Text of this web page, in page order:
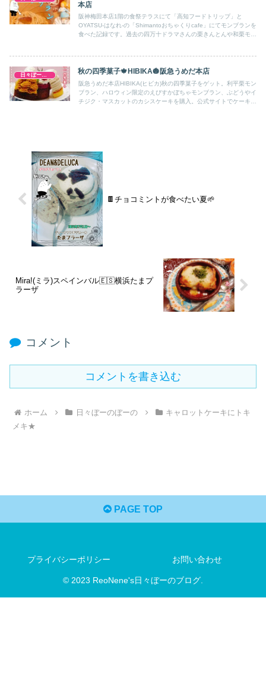
本店
阪神梅田本店1階の食祭テラスにて「高知フードトリップ」と
OYATSU-はなれ-の「Shimantoおちゃくりcafe」にてモンブランを
食べた記録です。過去の四万十ドラマさんの栗きんとんや和栗モン
秋の四季菓子🍁HIBIKA🎃阪急うめだ本店
阪急うめだ本店HIBIKA(ヒビカ)秋の四季菓子をゲット。利平栗モン
ブラン、ハロウィン限定のえびすかぼちゃモンブラン、ぶどうやイ
チジク・マスカットのカシスケーキを購入。公式サイトでケーキの
🍫チョコミントが食べたい夏🌱
Mira!(ミラ)スペインバル🇪🇸横浜たまプ
ラーザ
コメント
コメントを書き込む
ホーム 日々ぼーのぼーの
キャロットケーキにトキ
メキ★
PAGE TOP
プライバシーポリシー お問い合わせ
© 2023 ReoNene's日々ぼーのブログ.